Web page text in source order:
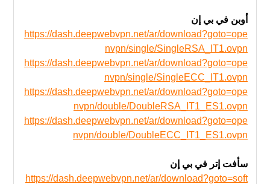
أوبن في بي إن
https://dash.deepwebvpn.net/ar/download?goto=ope
nvpn/single/SingleRSA_IT1.ovpn
https://dash.deepwebvpn.net/ar/download?goto=ope
nvpn/single/SingleECC_IT1.ovpn
https://dash.deepwebvpn.net/ar/download?goto=ope
nvpn/double/DoubleRSA_IT1_ES1.ovpn
https://dash.deepwebvpn.net/ar/download?goto=ope
nvpn/double/DoubleECC_IT1_ES1.ovpn
سأفت إتر في بي إن
https://dash.deepwebvpn.net/ar/download?goto=soft